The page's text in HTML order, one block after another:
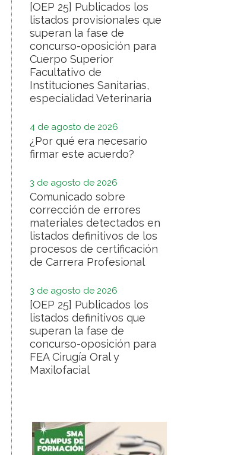
[OEP 25] Publicados los
listados provisionales que
superan la fase de
concurso-oposición para
Cuerpo Superior
Facultativo de
Instituciones Sanitarias,
especialidad Veterinaria
4 de agosto de 2026
¿Por qué era necesario
firmar este acuerdo?
3 de agosto de 2026
Comunicado sobre
corrección de errores
materiales detectados en
listados definitivos de los
procesos de certificación
de Carrera Profesional
3 de agosto de 2026
[OEP 25] Publicados los
listados definitivos que
superan la fase de
concurso-oposición para
FEA Cirugía Oral y
Maxilofacial